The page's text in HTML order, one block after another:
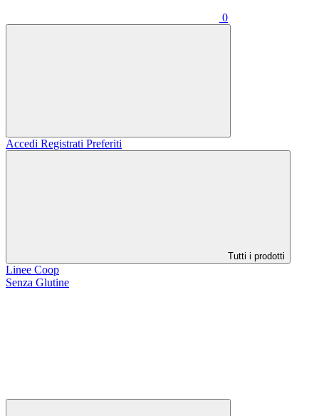
0
Accedi Registrati Preferiti
Tutti i prodotti
Linee Coop
Senza Glutine